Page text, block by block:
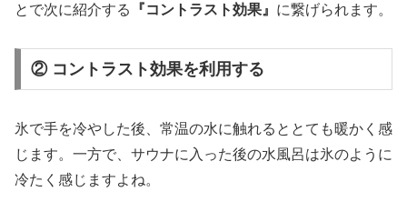
とで次に紹介する
『コントラスト効果』 に繋げられます。
② コントラスト効果を利用する
氷で手を冷やした後、常温の水に触れるととても暖かく感
じます。一方で、サウナに入った後の水風呂は氷のように
冷たく感じますよね。